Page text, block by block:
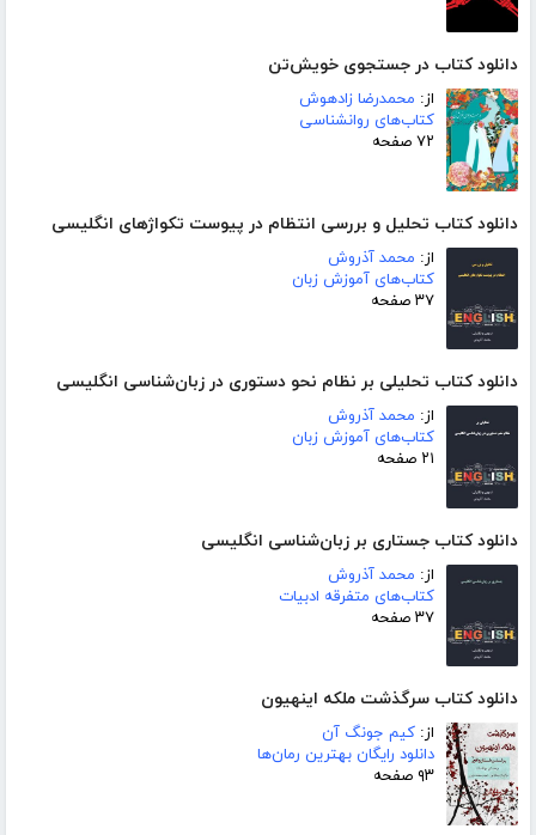
دانلود کتاب در جستجوی خویش‌تن
از: محمدرضا زادهوش
کتاب‌های روانشناسی
۷۲ صفحه
دانلود کتاب تحلیل و بررسی انتظام در پیوست تکواژهای انگلیسی
از: محمد آذروش
کتاب‌های آموزش زبان
۳۷ صفحه
دانلود کتاب تحلیلی بر نظام نحو دستوری در زبان‌شناسی انگلیسی
از: محمد آذروش
کتاب‌های آموزش زبان
۲۱ صفحه
دانلود کتاب جستاری بر زبان‌شناسی انگلیسی
از: محمد آذروش
کتاب‌های متفرقه ادبیات
۳۷ صفحه
دانلود کتاب سرگذشت ملکه اینهیون
از: کیم جونگ آن
دانلود رایگان بهترین رمان‌ها
۹۳ صفحه